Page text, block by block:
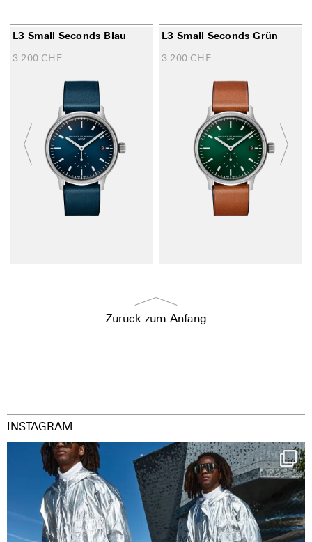
L3 Small Seconds Blau
3.200 CHF
L3 Small Seconds Grün
3.200 CHF
Zurück zum Anfang
INSTAGRAM
Happy Streetparade everybody
Music in...
29
2